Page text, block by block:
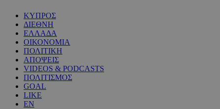
ΚΥΠΡΟΣ
ΔΙΕΘΝΗ
ΕΛΛΑΔΑ
ΟΙΚΟΝΟΜΙΑ
ΠΟΛΙΤΙΚΗ
ΑΠΟΨΕΙΣ
VIDEOS & PODCASTS
ΠΟΛΙΤΙΣΜΟΣ
GOAL
LIKE
EN